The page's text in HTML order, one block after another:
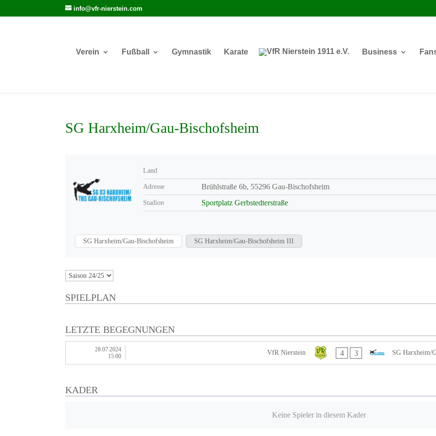
info@vfr-nierstein.com
Verein Fußball Gymnastik Karate Business
SG Harxheim/Gau-Bischofsheim
Land
Adresse Brühlstraße 6b, 55296 Gau-Bischofsheim
Stadion Sportplatz Gerbstedterstraße
SG Harxheim/Gau-Bischofsheim SG Harxheim/Gau-Bischofsheim III
SPIELPLAN
LETZTE BEGEGNUNGEN
28.07.2024
15:00
VfR Nierstein 4 3 SG Harxheim/
KADER
Keine Spieler in diesem Kader